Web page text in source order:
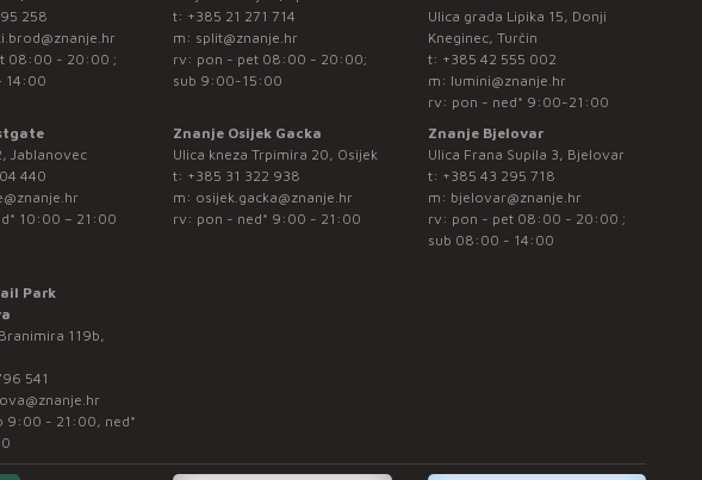
258
08:00 - 20:00 ;
14:00
t: +385 21 271 714
m: split@znanje.hr
rv: pon - pet 08:00 - 20:00;
sub 9:00-15:00
Ulica grada Lipika 15, Donji
Kneginec, Turčin
t: +385 42 555 002
m: lumini@znanje.hr
rv: pon - ned* 9:00-21:00
Jablanovec
440
10:00 – 21:00
Znanje Osijek Gacka
Ulica kneza Trpimira 20, Osijek
t: +385 31 322 938
m: osijek.gacka@znanje.hr
rv: pon - ned* 9:00 - 21:00
Znanje Bjelovar
Ulica Frana Supila 3, Bjelovar
t: +385 43 295 718
m: bjelovar@znanje.hr
rv: pon - pet 08:00 - 20:00 ;
sub 08:00 - 14:00
Park
119b,
541
9:00 - 21:00, ned*